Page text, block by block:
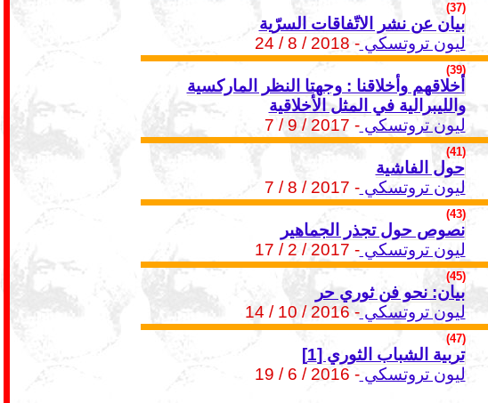
(37)
بيان عن نشر الاتّفاقات السرّية
ليون تروتسكي- 2018 / 8 / 24
(39)
أخلاقهم وأخلاقنا : وجهتا النظر الماركسية
والليبرالية في المثل الأخلاقية
ليون تروتسكي- 2017 / 9 / 7
(41)
حول الفاشية
ليون تروتسكي- 2017 / 8 / 7
(43)
نصوص حول تجذر الجماهير
ليون تروتسكي- 2017 / 2 / 17
(45)
بيان: نحو فن ثوري حر
ليون تروتسكي- 2016 / 10 / 14
(47)
تربية الشباب الثوري [1]
ليون تروتسكي- 2016 / 6 / 19